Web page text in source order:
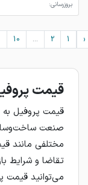
بروزرسانی:
10
قیمت
قیمت پروفیل به
صنعت
مختلفی مانند
تقاضا و شرایط
می‌توانید قیمت